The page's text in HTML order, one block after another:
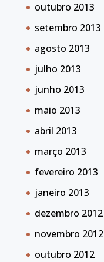
outubro 2013
setembro 2013
agosto 2013
julho 2013
junho 2013
maio 2013
abril 2013
março 2013
fevereiro 2013
janeiro 2013
dezembro 2012
novembro 2012
outubro 2012